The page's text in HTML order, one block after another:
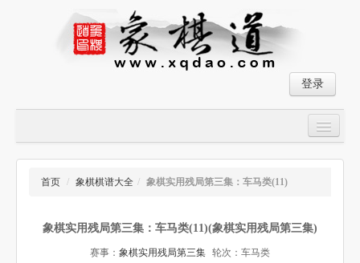
登录
大师对局
象棋棋谱
首页 / 象棋棋谱大全 / 象棋实用残局第三集：车马类(11)
象棋实用残局第三集：车马类(11)(象棋实用残局第三集)
赛事： 象棋实用残局第三集 轮次：车马类